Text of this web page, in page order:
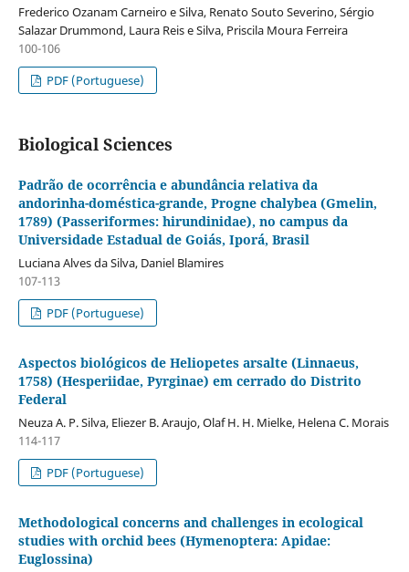
Frederico Ozanam Carneiro e Silva, Renato Souto Severino, Sérgio
Salazar Drummond, Laura Reis e Silva, Priscila Moura Ferreira
100-106
PDF (Portuguese)
Biological Sciences
Padrão de ocorrência e abundância relativa da
andorinha-doméstica-grande, Progne chalybea (Gmelin,
1789) (Passeriformes: hirundinidae), no campus da
Universidade Estadual de Goiás, Iporá, Brasil
Luciana Alves da Silva, Daniel Blamires
107-113
PDF (Portuguese)
Aspectos biológicos de Heliopetes arsalte (Linnaeus,
1758) (Hesperiidae, Pyrginae) em cerrado do Distrito
Federal
Neuza A. P. Silva, Eliezer B. Araujo, Olaf H. H. Mielke, Helena C. Morais
114-117
PDF (Portuguese)
Methodological concerns and challenges in ecological
studies with orchid bees (Hymenoptera: Apidae:
Euglossina)